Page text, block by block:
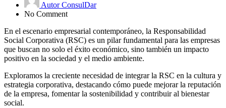
Autor ConsulDar
No Comment
En el escenario empresarial contemporáneo, la Responsabilidad
Social Corporativa (RSC) es un pilar fundamental para las empresas
que buscan no solo el éxito económico, sino también un impacto
positivo en la sociedad y el medio ambiente.
Exploramos la creciente necesidad de integrar la RSC en la cultura y
estrategia corporativa, destacando cómo puede mejorar la reputación
de la empresa, fomentar la sostenibilidad y contribuir al bienestar
social.